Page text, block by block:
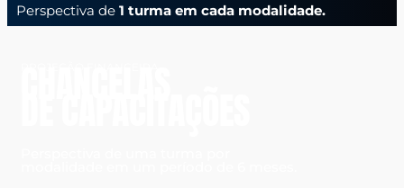
Perspectiva de 1 turma em cada modalidade.